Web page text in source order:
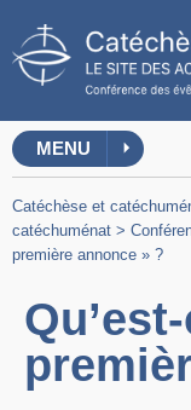
MENU
Catéchèse et
catéchuménat >
première annonce » ?